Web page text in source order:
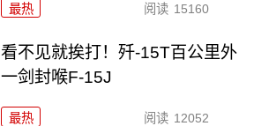
最热 阅读 15160
看不见就挨打！歼-15T百公里外
一剑封喉F-15J
最热 阅读 12052